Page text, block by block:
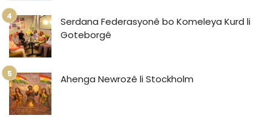
Serdana Federasyonê bo Komeleya Kurd li
Goteborgê
Ahenga Newrozê li Stockholm